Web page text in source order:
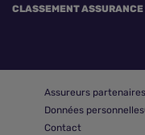
CLASSEMENT
Assureurs partenaires
Données personnelles
Contact